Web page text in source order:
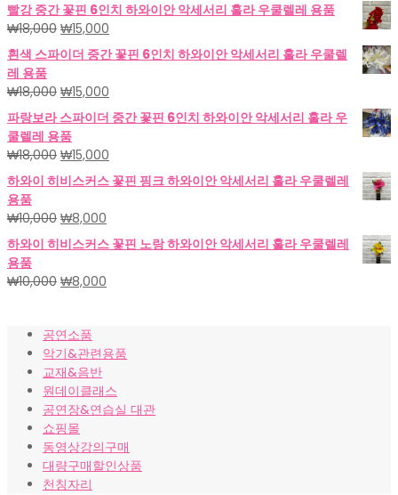
빨강 중간 꽃핀 6인치 하와이안 악세서리 훌라 우쿨렐레 용품
₩18,000 원
래
가
격:
₩18,000.
₩15,000
재
가
₩15,000.
흰색 스파이더 중간 꽃핀 6인치 하와이안 악세서리 훌라 우쿨렐
레 용품
₩18,000 원
래
가
격:
₩18,000.
₩15,000
재
가
₩15,000.
파랑보라 스파이더 중간 꽃핀 6인치 하와이안 악세서리 훌라 우
쿨렐레 용품
₩18,000 원
래
가
격:
₩18,000.
₩15,000
재
가
하와이 히비스커스 꽃핀 핑크 하와이안 악세서리 훌라 우쿨렐레
용품
₩10,000 원
래
가
격:
₩10,000.
₩8,000
재
가
₩8,000.
하와이 히비스커스 꽃핀 노랑 하와이안 악세서리 훌라 우쿨렐레
용품
₩10,000 원
격:
₩10,000.
₩8,000
₩8,000.
공연소품
악기&관련용품
교재&음반
원데이클래스
공연장&연습실 대관
쇼핑몰
동영상강의구매
대량구매할인상품
천칭자리